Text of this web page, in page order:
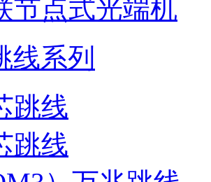
节点式光端机
线系列
跳线
跳线